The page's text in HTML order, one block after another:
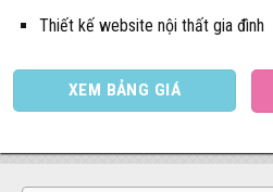
Thiết kế website nội thất gia đình
XEM BẢNG GIÁ